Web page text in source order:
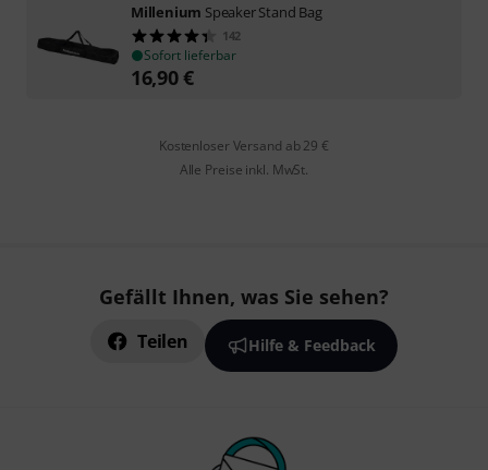
Millenium Speaker Stand Bag
142
Sofort lieferbar
16,90€
Kostenloser Versand ab 29 €
Alle Preise inkl. MwSt.
Gefällt Ihnen, was Sie sehen?
Teilen Hilfe & Feedback